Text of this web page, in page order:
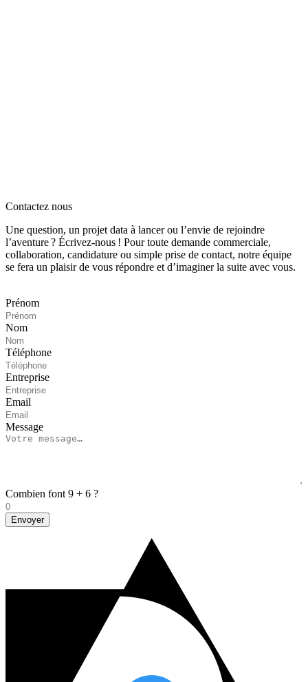
Contactez nous
Une question, un projet data à lancer ou l’envie de rejoindre
l’aventure ? Écrivez‑nous ! Pour toute demande commerciale,
collaboration, candidature ou simple prise de contact, notre équipe
se fera un plaisir de vous répondre et d’imaginer la suite avec vous.
Prénom
Nom
Téléphone
Entreprise
Email
Message
Combien font 9 + 6 ?
Envoyer